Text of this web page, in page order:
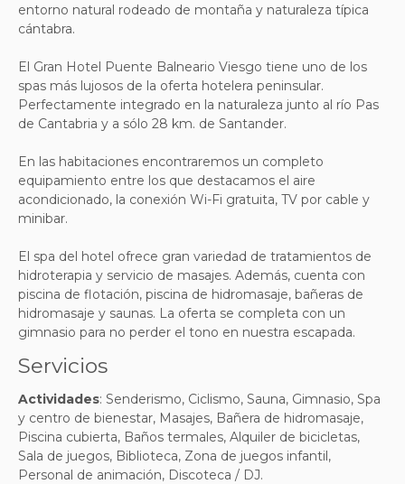
entorno natural rodeado de montaña y naturaleza típica
cántabra.
El Gran Hotel Puente Balneario Viesgo tiene uno de los
spas más lujosos de la oferta hotelera peninsular.
Perfectamente integrado en la naturaleza junto al río Pas
de Cantabria y a sólo 28 km. de Santander.
En las habitaciones encontraremos un completo
equipamiento entre los que destacamos el aire
acondicionado, la conexión Wi-Fi gratuita, TV por cable y
minibar.
El spa del hotel ofrece gran variedad de tratamientos de
hidroterapia y servicio de masajes. Además, cuenta con
piscina de flotación, piscina de hidromasaje, bañeras de
hidromasaje y saunas. La oferta se completa con un
gimnasio para no perder el tono en nuestra escapada.
Servicios
Actividades: Senderismo, Ciclismo, Sauna, Gimnasio, Spa
y centro de bienestar, Masajes, Bañera de hidromasaje,
Piscina cubierta, Baños termales, Alquiler de bicicletas,
Sala de juegos, Biblioteca, Zona de juegos infantil,
Personal de animación, Discoteca / DJ.